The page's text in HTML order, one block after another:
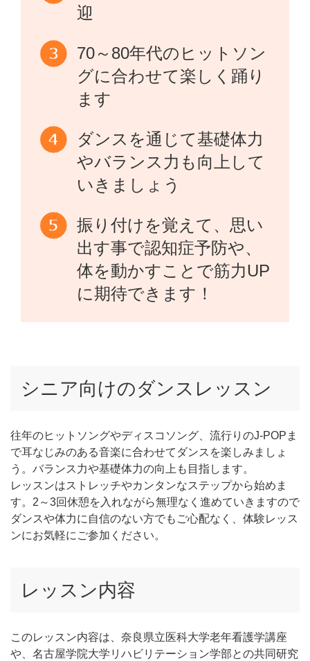
迎
70～80年代のヒットソン
グに合わせて楽しく踊り
ます
ダンスを通じて基礎体力
やバランス力も向上して
いきましょう
振り付けを覚えて、思い
出す事で認知症予防や、
体を動かすことで筋力UP
に期待できます！
シニア向けのダンスレッスン
往年のヒットソングやディスコソング、流行りのJ-POPま
で耳なじみのある音楽に合わせてダンスを楽しみましょ
う。バランス力や基礎体力の向上も目指します。
レッスンはストレッチやカンタンなステップから始めま
す。2～3回休憩を入れながら無理なく進めていきますので
ダンスや体力に自信のない方でもご心配なく、体験レッス
ンにお気軽にご参加ください。
レッスン内容
このレッスン内容は、奈良県立医科大学老年看護学講座
や、名古屋学院大学リハビリテーション学部との共同研究